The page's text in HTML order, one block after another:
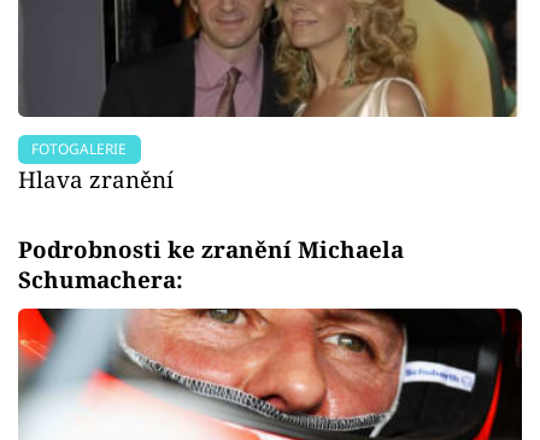
FOTOGALERIE
Hlava zranění
Podrobnosti ke zranění Michaela
Schumachera: